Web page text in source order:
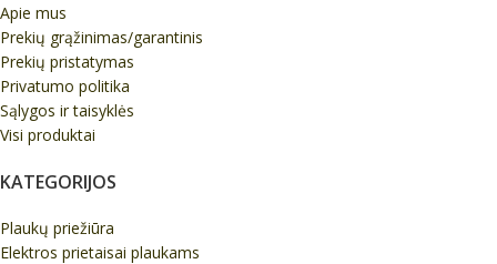
Apie mus
Prekių grąžinimas/garantinis
Prekių pristatymas
Privatumo politika
Sąlygos ir taisyklės
Visi produktai
KATEGORIJOS
Plaukų priežiūra
Elektros prietaisai plaukams